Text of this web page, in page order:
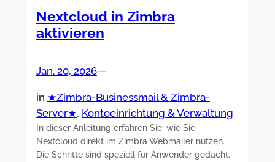
Nextcloud in Zimbra
aktivieren
Jan. 20, 2026—
in ★Zimbra-Businessmail & Zimbra-
Server★, Kontoeinrichtung & Verwaltung
In dieser Anleitung erfahren Sie, wie Sie
Nextcloud direkt im Zimbra Webmailer nutzen.
Die Schritte sind speziell für Anwender gedacht.